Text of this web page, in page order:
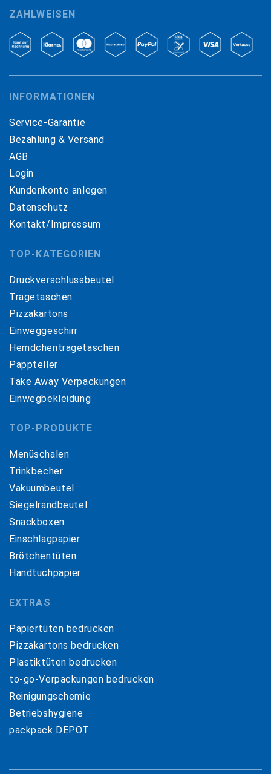
ZAHLWEISEN
INFORMATIONEN
Service-Garantie
Bezahlung & Versand
AGB
Login
Kundenkonto anlegen
Datenschutz
Kontakt/Impressum
TOP-KATEGORIEN
Druckverschlussbeutel
Tragetaschen
Pizzakartons
Einweggeschirr
Hemdchentragetaschen
Pappteller
Take Away Verpackungen
Einwegbekleidung
TOP-PRODUKTE
Menüschalen
Trinkbecher
Vakuumbeutel
Siegelrandbeutel
Snackboxen
Einschlagpapier
Brötchentüten
Handtuchpapier
EXTRAS
Papiertüten bedrucken
Pizzakartons bedrucken
Plastiktüten bedrucken
to-go-Verpackungen bedrucken
Reinigungschemie
Betriebshygiene
packpack DEPOT